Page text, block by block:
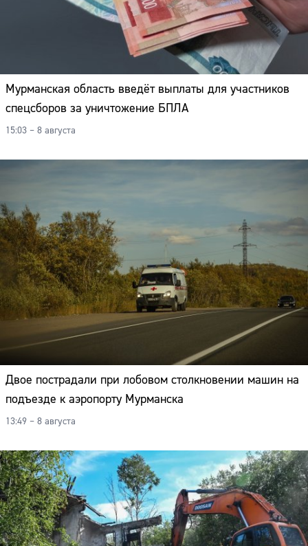
Мурманская область введёт выплаты для участников
спецсборов за уничтожение БПЛА
15:03 – 8 августа
Двое пострадали при лобовом столкновении машин на
подъезде к аэропорту Мурманска
13:49 – 8 августа